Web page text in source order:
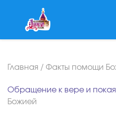
Главная / Факты помощи
Обращение к вере и
Божией